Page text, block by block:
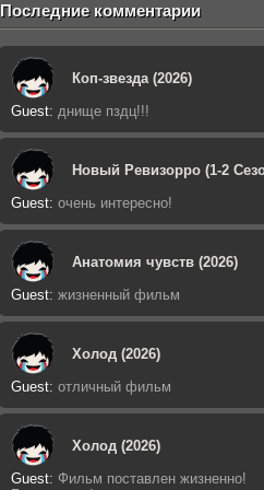
Последние комментарии
Коп-звезда (2026)
Guest: днище пздц!!!
Новый Ревизорро (1-2
Guest: очень интересно!
Анатомия чувств (2026)
Guest: жизненный фильм
Холод (2026)
Guest: отличный фильм
Холод (2026)
Guest: Фильм поставлен жизненно!